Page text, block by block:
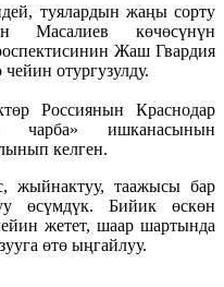
туялардын жаңы сорту
Масалиев көчөсүнүн
Жаш Гвардия
отургузулду.
Россиянын Краснодар
ишканасынын
келген.
жыйнактуу, таажысы бар
өсүмдүк. Бийик өскөн
жетет, шаар шартында
өтө ыңгайлуу.